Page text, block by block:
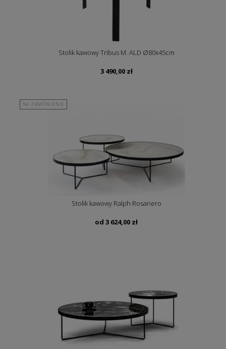
Stolik kawowy Tribus M. ALD Ø80x45cm
3 490,00 zł
NA ZAMÓWIENIE
Stolik kawowy Ralph Rosanero
od 3 624,00 zł